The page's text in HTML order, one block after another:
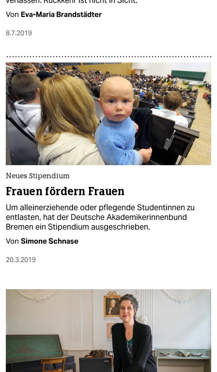
Von Eva-Maria Brandstädter
8.7.2019
Neues Stipendium
Frauen fördern Frauen
Um alleinerziehende oder pflegende Studentinnen zu
entlasten, hat der Deutsche Akademikerinnenbund
Bremen ein Stipendium ausgeschrieben.
Von Simone Schnase
20.3.2019